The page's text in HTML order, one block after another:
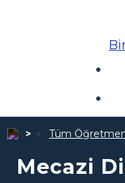
Tüm Öğretmen
Mecazi